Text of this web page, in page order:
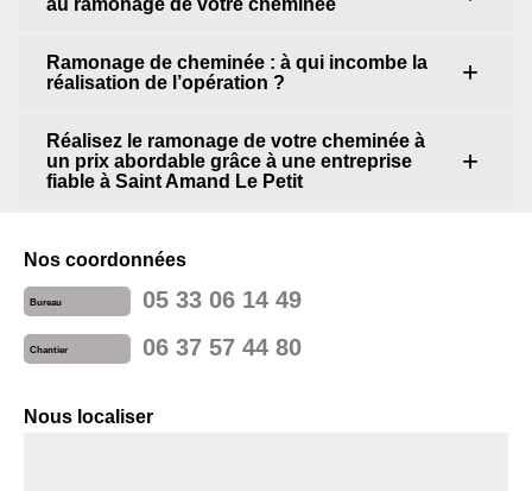
au ramonage de votre cheminée
Ramonage de cheminée : à qui incombe la
réalisation de l’opération ?
Réalisez le ramonage de votre cheminée à
un prix abordable grâce à une entreprise
fiable à Saint Amand Le Petit
Nos coordonnées
Bureau 05 33 06 14 49
Chantier 06 37 57 44 80
Nous localiser